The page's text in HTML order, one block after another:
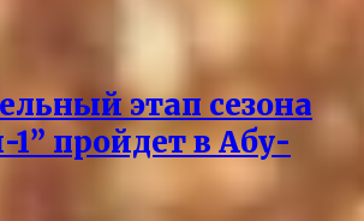
этап сезона
пройдет в Абу-